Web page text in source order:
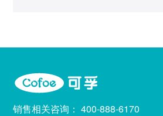
销售相关咨询：400-888-6170